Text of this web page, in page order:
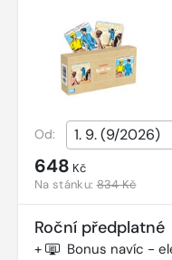
Od:
648 Kč
Na stánku:834 Kč
Roční předplatné
+ Bonus navíc -